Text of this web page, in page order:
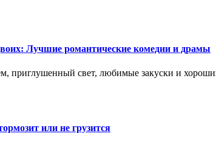
Лучшие романтические комедии и драмы
приглушенный свет, любимые закуски и
или не грузится